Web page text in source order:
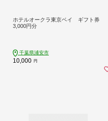
ホテルオークラ東京ベイ ギフト券
3,000円分
千葉県浦安市
10,000 円